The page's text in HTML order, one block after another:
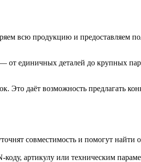
всю продукцию и предоставляем
от единичных деталей до крупных
Это даёт возможность предлагать
совместимость и помогут
артикулу или техническим